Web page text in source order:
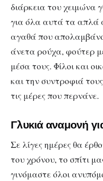
διάρκεια του χειμώνα
για όλα αυτά τα απλά
αγαθά που
άνετα ρούχα, φούτερ
μέσα τους. Φίλοι και
και την συντροφιά
τις μέρες που περνάνε.
Γλυκιά αναμονή
Σε λίγες ημέρες θα
του χρόνου, το σπίτι
γινόμαστε όλοι